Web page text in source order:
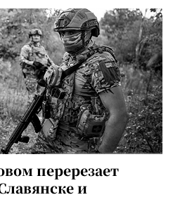
перерезает
и